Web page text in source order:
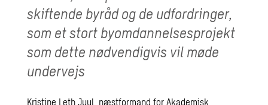
skiftende byråd og de udfordringer,
som et stort byomdannelsesprojekt
som dette nødvendigvis vil møde
undervejs
Kristine Leth Juul, næstformand for Akademisk